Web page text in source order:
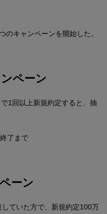
のキャンペーンを開始した。
ペーン
1回以上新規約定すると、抽
了まで
ーン
ていた方で、新規約定100万